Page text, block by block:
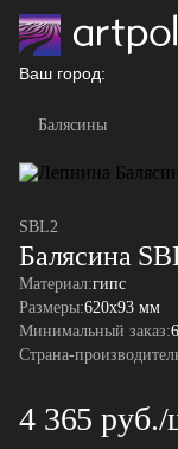
Ваш город:
Балясины
SBL2
Балясина
Материал:гипс
Размеры:620x93 мм
Минимальный заказ:
Страна-
4 365